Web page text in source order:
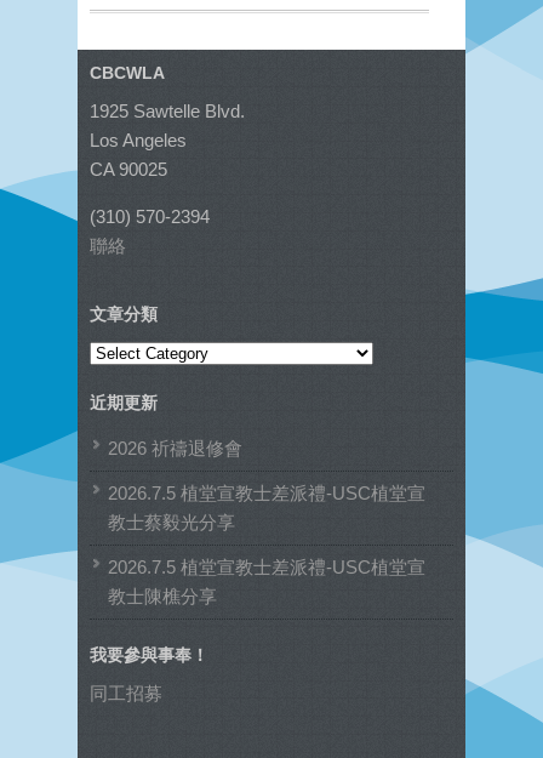
CBCWLA
1925 Sawtelle Blvd.
Los Angeles
CA 90025
(310) 570-2394
聯絡
文章分類
文
分
類
近期更新
2026 祈禱退修會
2026.7.5 植堂宣教士差派禮-USC植堂宣
教士蔡毅光分享
2026.7.5 植堂宣教士差派禮-USC植堂宣
教士陳樵分享
我要參與事奉！
同工招募